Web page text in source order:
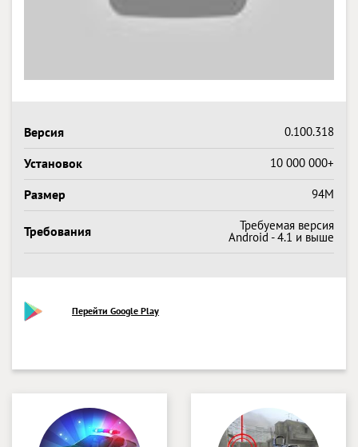
Версия 0.100.318
Установок 10 000 000+
Размер 94M
Требования Требуемая версия
Android - 4.1 и выше
Перейти Google Play